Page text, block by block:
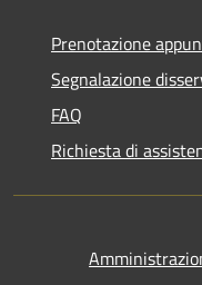
Prenotazione
Segnalazione
FAQ
Richiesta di